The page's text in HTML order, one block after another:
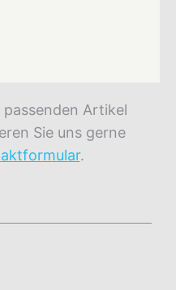
Artikel
Sie uns gerne
.